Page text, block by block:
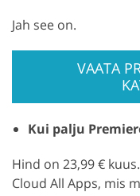
Jah see on.
VAATA
Kui palju
Hind on 23,99 €
Cloud All Apps, mis